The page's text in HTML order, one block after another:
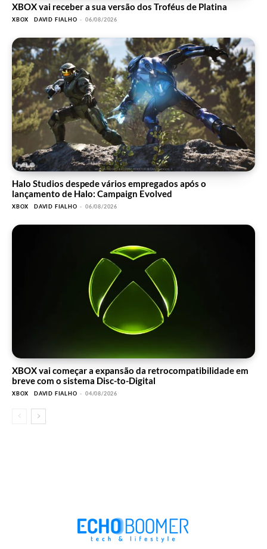
XBOX vai receber a sua versão dos Troféus de Platina
XBOX DAVID FIALHO - 06/08/2026
Halo Studios despede vários empregados após o
lançamento de Halo: Campaign Evolved
XBOX DAVID FIALHO - 06/08/2026
XBOX vai começar a expansão da retrocompatibilidade em
breve com o sistema Disc-to-Digital
XBOX DAVID FIALHO - 04/08/2026